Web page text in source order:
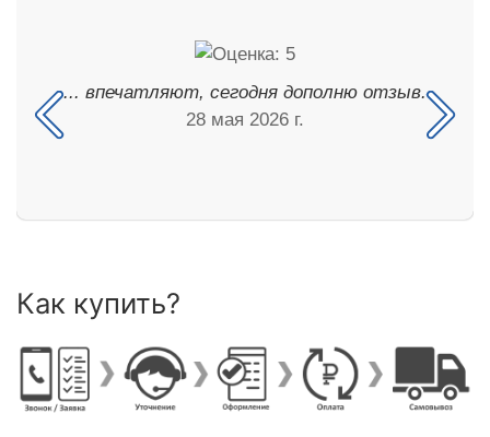
... впечатляют, сегодня дополню отзыв.
28 мая 2026 г.
Как купить?